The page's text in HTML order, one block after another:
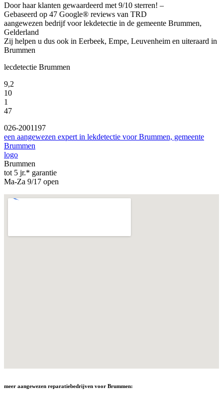
Door haar klanten gewaardeerd met 9/10 sterren! –
Gebaseerd op 47 Google® reviews van TRD
aangewezen bedrijf voor lekdetectie in de gemeente Brummen,
Gelderland
Zij helpen u dus ook in Eerbeek, Empe, Leuvenheim en uiteraard in
Brummen
lecdetectie Brummen
9,2
10
1
47
026-2001197
een aangewezen expert in lekdetectie voor Brummen, gemeente
Brummen
logo
Brummen
tot 5 jr.* garantie
Ma-Za 9/17 open
meer aangewezen reparatiebedrijven voor Brummen: